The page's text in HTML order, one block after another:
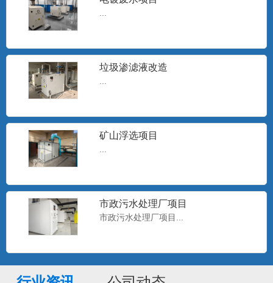
...
电动蝶阀
通风蝶阀广泛应用于通风除尘系统,含尘气
手动阀门
垃圾渗滤液改造
矿山浮选项目
市政污水处理厂项目
市政污水处理厂项目...